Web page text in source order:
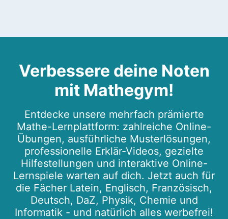
Verbessere deine Noten
mit Mathegym!
Entdecke unsere mehrfach prämierte
Mathe-Lernplattform: zahlreiche Online-
Übungen, ausführliche Musterlösungen,
professionelle Erklär-Videos, gezielte
Hilfestellungen und interaktive Online-
Lernspiele warten auf dich. Jetzt auch für
die Fächer Latein, Englisch, Französisch,
Deutsch, DaZ, Physik, Chemie und
Informatik - und natürlich alles werbefrei!